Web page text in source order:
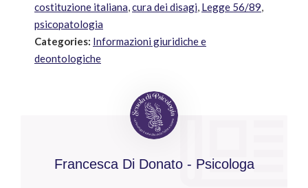
costituzione italiana,cura dei disagi, Legge 56/89,
psicopatologia
Categories: Informazioni giuridiche e
deontologiche
Francesca Di Donato - Psicologa